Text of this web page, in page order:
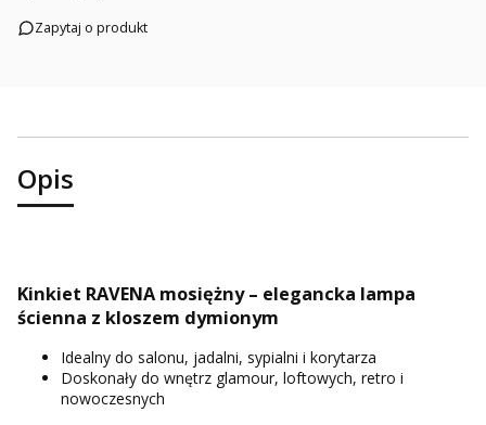
Zapytaj o produkt
Opis
Kinkiet RAVENA mosiężny – elegancka lampa
ścienna z kloszem dymionym
Idealny do salonu, jadalni, sypialni i korytarza
Doskonały do wnętrz glamour, loftowych, retro i
nowoczesnych